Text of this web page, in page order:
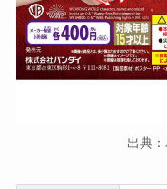
出典：